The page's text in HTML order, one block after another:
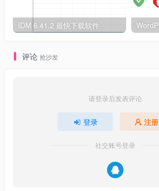
IDM 6.41.2 最快下载软件
评论 抢沙发
请登录后发表评论
登录 注册
社交账号登录